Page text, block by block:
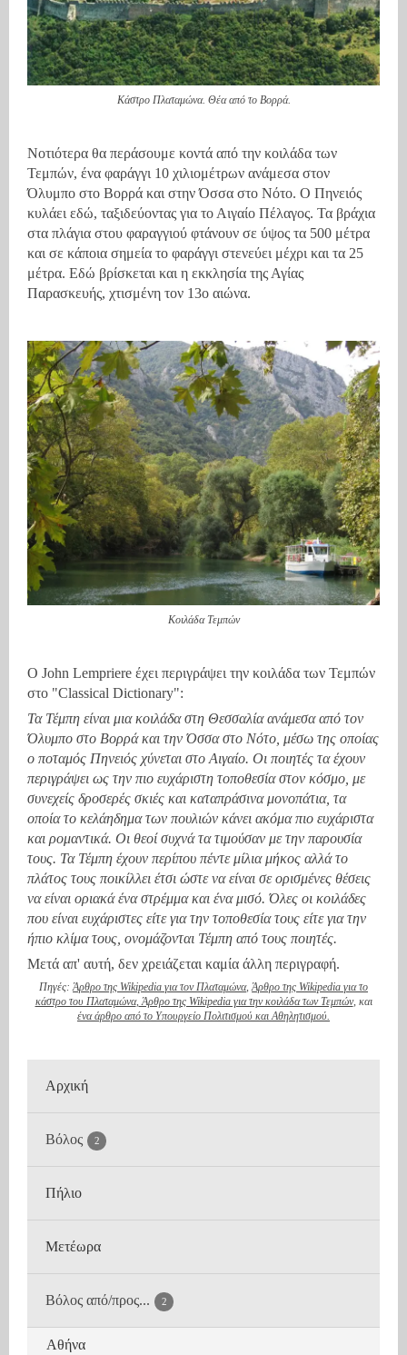
Κάστρο Πλαταμώνα. Θέα από το Βορρά.
Νοτιότερα θα περάσουμε κοντά από την κοιλάδα των
Τεμπών, ένα φαράγγι 10 χιλιομέτρων ανάμεσα στον
Όλυμπο στο Βορρά και στην Όσσα στο Νότο. Ο Πηνειός
κυλάει εδώ, ταξιδεύοντας για το Αιγαίο Πέλαγος. Τα βράχια
στα πλάγια στου φαραγγιού φτάνουν σε ύψος τα 500 μέτρα
και σε κάποια σημεία το φαράγγι στενεύει μέχρι και τα 25
μέτρα. Εδώ βρίσκεται και η εκκλησία της Αγίας
Παρασκευής, χτισμένη τον 13ο αιώνα.
Κοιλάδα Τεμπών
Ο John Lempriere έχει περιγράψει την κοιλάδα των Τεμπών
στο "Classical Dictionary":
Τα Τέμπη είναι μια κοιλάδα στη Θεσσαλία ανάμεσα από τον
Όλυμπο στο Βορρά και την Όσσα στο Νότο, μέσω της οποίας
ο ποταμός Πηνειός χύνεται στο Αιγαίο. Οι ποιητές τα έχουν
περιγράψει ως την πιο ευχάριστη τοποθεσία στον κόσμο, με
συνεχείς δροσερές σκιές και καταπράσινα μονοπάτια, τα
οποία το κελάηδημα των πουλιών κάνει ακόμα πιο ευχάριστα
και ρομαντικά. Οι θεοί συχνά τα τιμούσαν με την παρουσία
τους. Τα Τέμπη έχουν περίπου πέντε μίλια μήκος αλλά το
πλάτος τους ποικίλλει έτσι ώστε να είναι σε ορισμένες θέσεις
να είναι οριακά ένα στρέμμα και ένα μισό. Όλες οι κοιλάδες
που είναι ευχάριστες είτε για την τοποθεσία τους είτε για την
ήπιο κλίμα τους, ονομάζονται Τέμπη από τους ποιητές.
Μετά απ' αυτή, δεν χρειάζεται καμία άλλη περιγραφή.
Πηγές: Άρθρο της Wikipedia για τον Πλαταμώνα, Άρθρο της Wikipedia για το
κάστρο του Πλαταμώνα, Άρθρο της Wikipedia για την κοιλάδα των Τεμπών, και
ένα άρθρο από το Υπουργείο Πολιτισμού και Αθηλητισμού.
Αρχική
Βόλος 2
Η πόλη
Πήλιο
Μετέωρα
Βόλος από/προς... 2
Αθήνα